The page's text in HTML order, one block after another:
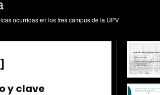
ocurridas en los tres campus de la UPV